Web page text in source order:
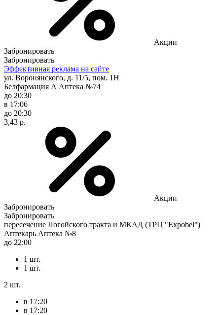
Акции
Забронировать
Забронировать
Эффективная реклама на сайте
ул. Воронянского, д. 11/5, пом. 1Н
Белфармация А Аптека №74
до 20:30
в 17:06
до 20:30
3,43 р.
Акции
Забронировать
Забронировать
пересечение Логойского тракта и МКАД (ТРЦ "Expobel")
Аптекарь Аптека №8
до 22:00
1 шт.
1 шт.
2 шт.
в 17:20
в 17:20